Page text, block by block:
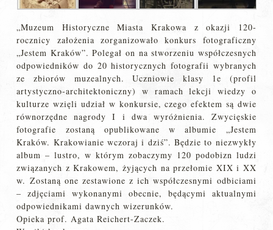
„Muzeum Historyczne Miasta Krakowa z okazji 120-
rocznicy założenia zorganizowało konkurs fotograficzny
„Jestem Kraków”. Polegał on na stworzeniu współczesnych
odpowiedników do 20 historycznych fotografii wybranych
ze zbiorów muzealnych. Uczniowie klasy 1e (profil
artystyczno-architektoniczny) w ramach lekcji wiedzy o
kulturze wzięli udział w konkursie, czego efektem są dwie
równorzędne nagrody I i dwa wyróżnienia. Zwycięskie
fotografie zostaną opublikowane w albumie „Jestem
Kraków. Krakowianie wczoraj i dziś”. Będzie to niezwykły
album – lustro, w którym zobaczymy 120 podobizn ludzi
związanych z Krakowem, żyjących na przełomie XIX i XX
w. Zostaną one zestawione z ich współczesnymi odbiciami
– zdjęciami wykonanymi obecnie, będącymi aktualnymi
odpowiednikami dawnych wizerunków.
Opieka prof. Agata Reichert-Zaczek.